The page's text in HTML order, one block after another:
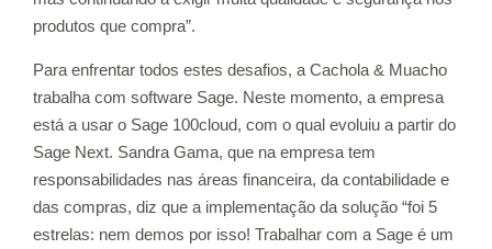
produtos que compra”.
Para enfrentar todos estes desafios, a Cachola & Muacho
trabalha com software Sage. Neste momento, a empresa
está a usar o Sage 100cloud, com o qual evoluiu a partir do
Sage Next. Sandra Gama, que na empresa tem
responsabilidades nas áreas financeira, da contabilidade e
das compras, diz que a implementação da solução “foi 5
estrelas: nem demos por isso! Trabalhar com a Sage é um